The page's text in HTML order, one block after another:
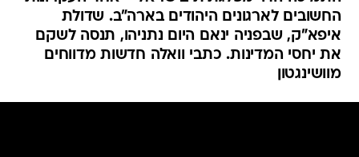
החשובים לארגונים היהודים בארה"ב. שדולת
איפא"ק, שבפניה ינאם היום נתניהו, תנסה לשקם
את יחסי המדינות. כתבי וואלה חדשות מדווחים
מוושינגטון